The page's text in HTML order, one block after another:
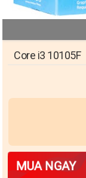
Core i3 10105F
MUA NGAY
Số lượng